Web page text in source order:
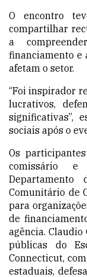
O encontro
compartilhar
a
financiamento e
afetam o setor.
“Foi inspirador
lucrativos,
significativas”,
sociais após o
Os
comissário
Departamento
Comunitário de
para
de
agência.
públicas do
Connecticut,
estaduais,